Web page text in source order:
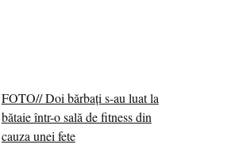
FOTO// Doi bărbați s-au luat la
bătaie într-o sală de fitness din
cauza unei fete